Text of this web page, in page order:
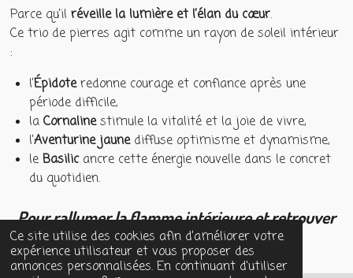
Ce site utilise des cookies afin d’améliorer votre
expérience utilisateur et vous proposer des
annonces personnalisées. En continuant d'utiliser
Parce qu’il réveille la lumière et l’élan du cœur.
Ce trio de pierres agit comme un rayon de soleil intérieur
:
l’Épidoteredonne courage et confiance après une
période difficile,
la Cornalinestimule la vitalité et la joie de vivre,
l’Aventurine jaunediffuse optimisme et dynamisme,
le Basilicancre cette énergie nouvelle dans le concret
du quotidien.
Pour rallumer la flamme intérieure et retrouver
l’envie d’avancer.